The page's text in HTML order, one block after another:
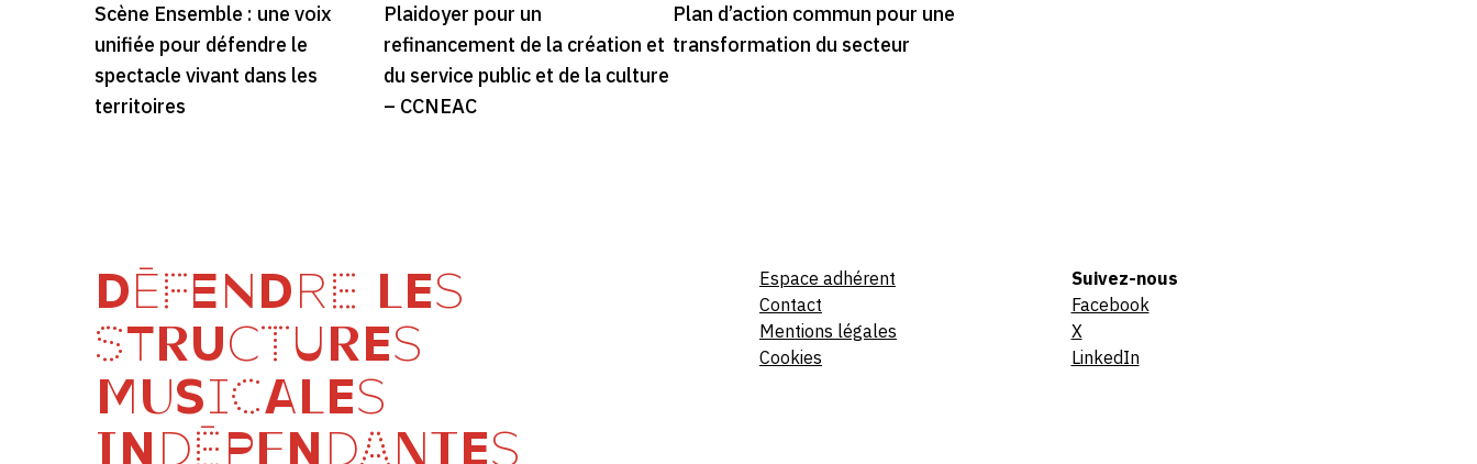
Scène Ensemble : une voix
unifiée pour défendre le
spectacle vivant dans les
territoires
Plaidoyer pour un
refinancement de la création et
du service public et de la culture
– CCNEAC
Plan d’action commun pour une
transformation du secteur
DÉFENDRE LES
STRUCTURES
MUSICALES
INDÉPENDANTES
Espace adhérent
Contact
Mentions légales
Cookies
Suivez-nous
Facebook
X
LinkedIn